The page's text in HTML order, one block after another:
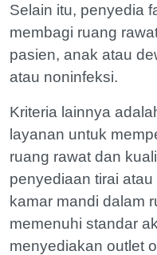
Selain itu, penyedia
membagi ruang
pasien, anak atau
atau noninfeksi.
Kriteria lainnya
layanan untuk
ruang rawat dan
penyediaan tirai
kamar mandi dalam
memenuhi standar
menyediakan outlet